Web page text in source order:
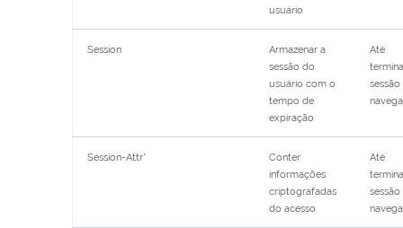
usuário
Session
Armazenar a
sessão do
usuário com o
tempo de
expiração
Até
Session-Attr*
Conter
informações
criptografadas
do acesso
Até